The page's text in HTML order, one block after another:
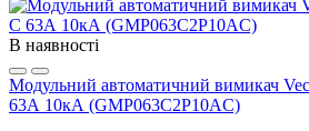
В наявності
Модульний автоматичний вимикач
63А 10кА (GMP063C2P10AC)